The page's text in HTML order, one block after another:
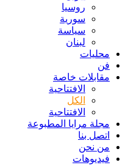
روسيا
سورية
سياسة
لبنان
محليات
فن
مقابلات خاصة
الافتتاحیة
الكل
الافتتاحیة
مجلة مرايا المطبوعة
اتصل بنا
من نحن
فيديوهات